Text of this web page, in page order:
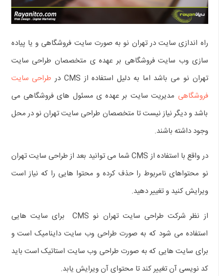
راه اندازی سایت در تهران نو به صورت سایت فروشگاهی و یا پیاده
سازی وب سایت فروشگاهی بر عهده ی متخصصان طراحی سایت
تهران نو می باشد اما به دلیل استفاده از CMS در
طراحی سایت
فروشگاهی مدیریت سایت بر عهده ی مسئول های فروشگاهی می
باشد و دیگر نیاز نیست تا متخصصان طراحی سایت تهران نو در محل
وجود داشته باشند.
در واقع با استفاده از CMS شما می توانید بعد از طراحی سایت تهران
نو محتواهای نامربوط را حذف کرده و محتوا هایی را که نیاز است
ویرایش کنید و تغییر دهید.
از نظر شرکت طراحی سایت تهران نو CMS برای سایت هایی
استفاده می شود که به صورت طراحی وب سایت داینامیک است و
برای سایت هایی که به صورت طراحی وب سایت استاتیک است باید
کد نویسی آن تغییر کند تا محتوای آن ویرایش یابد.